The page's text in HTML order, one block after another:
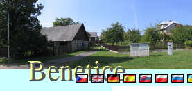
Benetice
Benetice